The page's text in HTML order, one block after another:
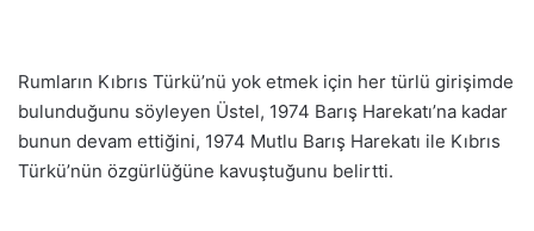
Rumların Kıbrıs Türkü’nü yok etmek için her türlü girişimde
bulunduğunu söyleyen Üstel, 1974 Barış Harekatı’na kadar
bunun devam ettiğini, 1974 Mutlu Barış Harekatı ile Kıbrıs
Türkü’nün özgürlüğüne kavuştuğunu belirtti.